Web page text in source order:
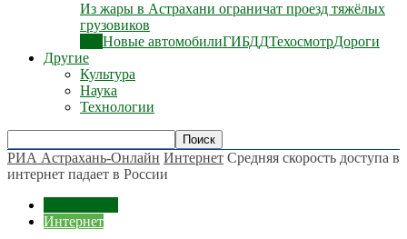
Из жары в Астрахани ограничат проезд тяжёлых
грузовиков
Новые автомобилиГИБДДТехосмотрДороги
Другие
Культура
Наука
Технологии
РИА Астрахань-Онлайн Интернет Средняя скорость доступа в
интернет падает в России
Интернет